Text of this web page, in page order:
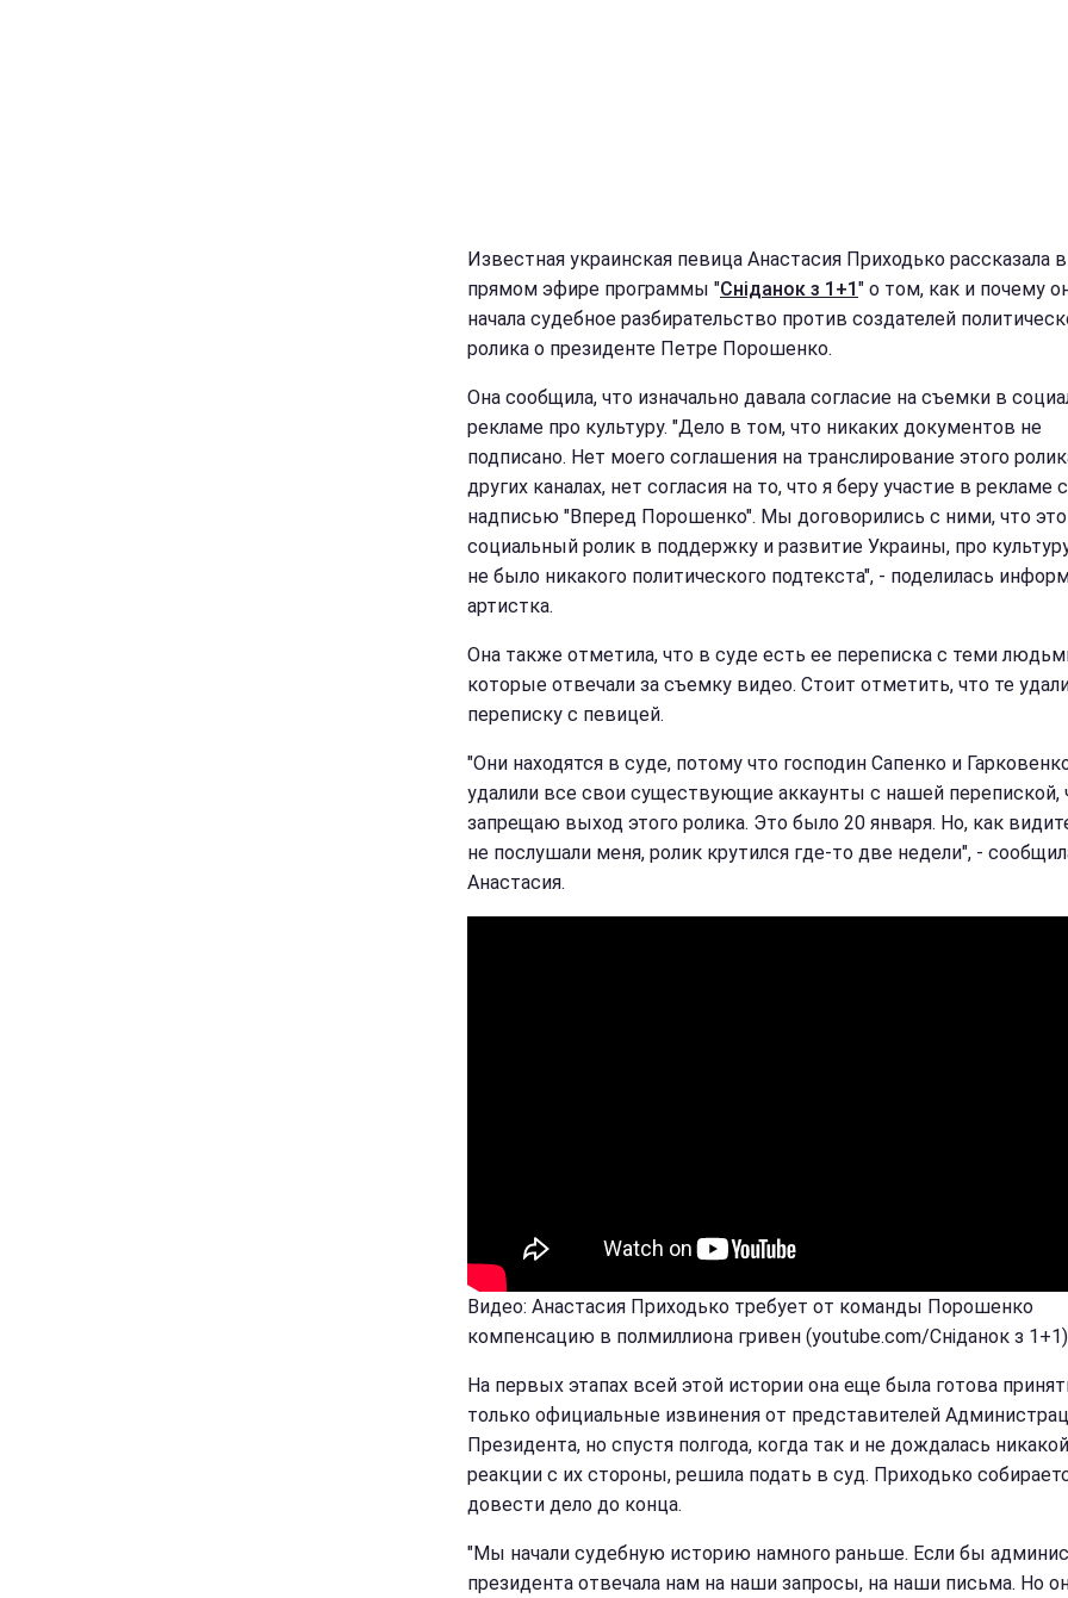
Известная украинская певица Анастасия Приходько рассказала в
прямом эфире программы "Сніданок з 1+1 " о том, как и почему
начала судебное разбирательство против создателей
ролика о президенте Петре Порошенко.
Она сообщила, что изначально давала согласие на съемки в
рекламе про культуру. "Дело в том, что никаких документов не
подписано. Нет моего соглашения на транслирование этого
других каналах, нет согласия на то, что я беру участие в рекламе с
надписью "Вперед Порошенко". Мы договорились с ними, что
социальный ролик в поддержку и развитие Украины, про
не было никакого политического подтекста", - поделилась
артистка.
Она также отметила, что в суде есть ее переписка с теми
которые отвечали за съемку видео. Стоит отметить, что те
переписку с певицей.
"Они находятся в суде, потому что господин Сапенко и
удалили все свои существующие аккаунты с нашей перепиской,
запрещаю выход этого ролика. Это было 20 января. Но, как
не послушали меня, ролик крутился где-то две недели", -
Анастасия.
Видео: Анастасия Приходько требует от команды Порошенко
компенсацию в полмиллиона гривен (youtube.com/Сніданок з 1+1)
На первых этапах всей этой истории она еще была готова
только официальные извинения от представителей
Президента, но спустя полгода, когда так и не дождалась никакой
реакции с их стороны, решила подать в суд. Приходько
довести дело до конца.
"Мы начали судебную историю намного раньше. Если бы
президента отвечала нам на наши запросы, на наши письма. Но